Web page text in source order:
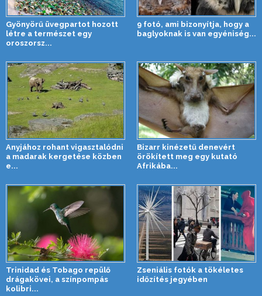
Gyönyörű üvegpartot hozott
létre a természet egy
oroszorsz...
9 fotó, ami bizonyítja, hogy a
baglyoknak is van egyéniség...
Anyjához rohant vigasztalódni
a madarak kergetése közben
e...
Bizarr kinézetű denevért
örökített meg egy kutató
Afrikába...
Trinidad és Tobago repülő
drágakövei, a színpompás
kolibri...
Zseniális fotók a tökéletes
időzítés jegyében